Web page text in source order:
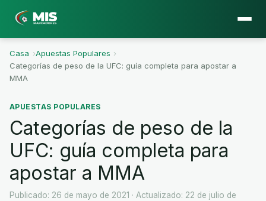
Casa ›Apuestas Populares ›
Categorías de peso de la UFC: guía completa para apostar a
MMA
APUESTAS POPULARES
Categorías de peso de la
UFC: guía completa para
apostar a MMA
Publicado: 26 de mayo de 2021 · Actualizado: 22 de julio de